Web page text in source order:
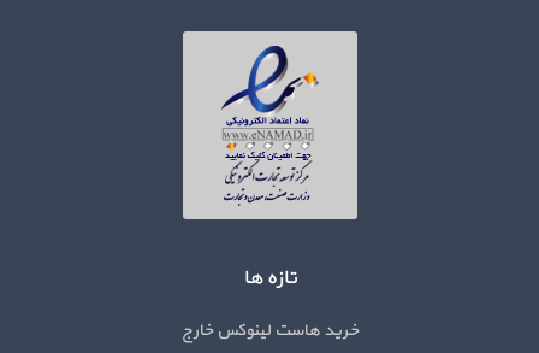
تازه ها
خرید هاست لینوکس خارج